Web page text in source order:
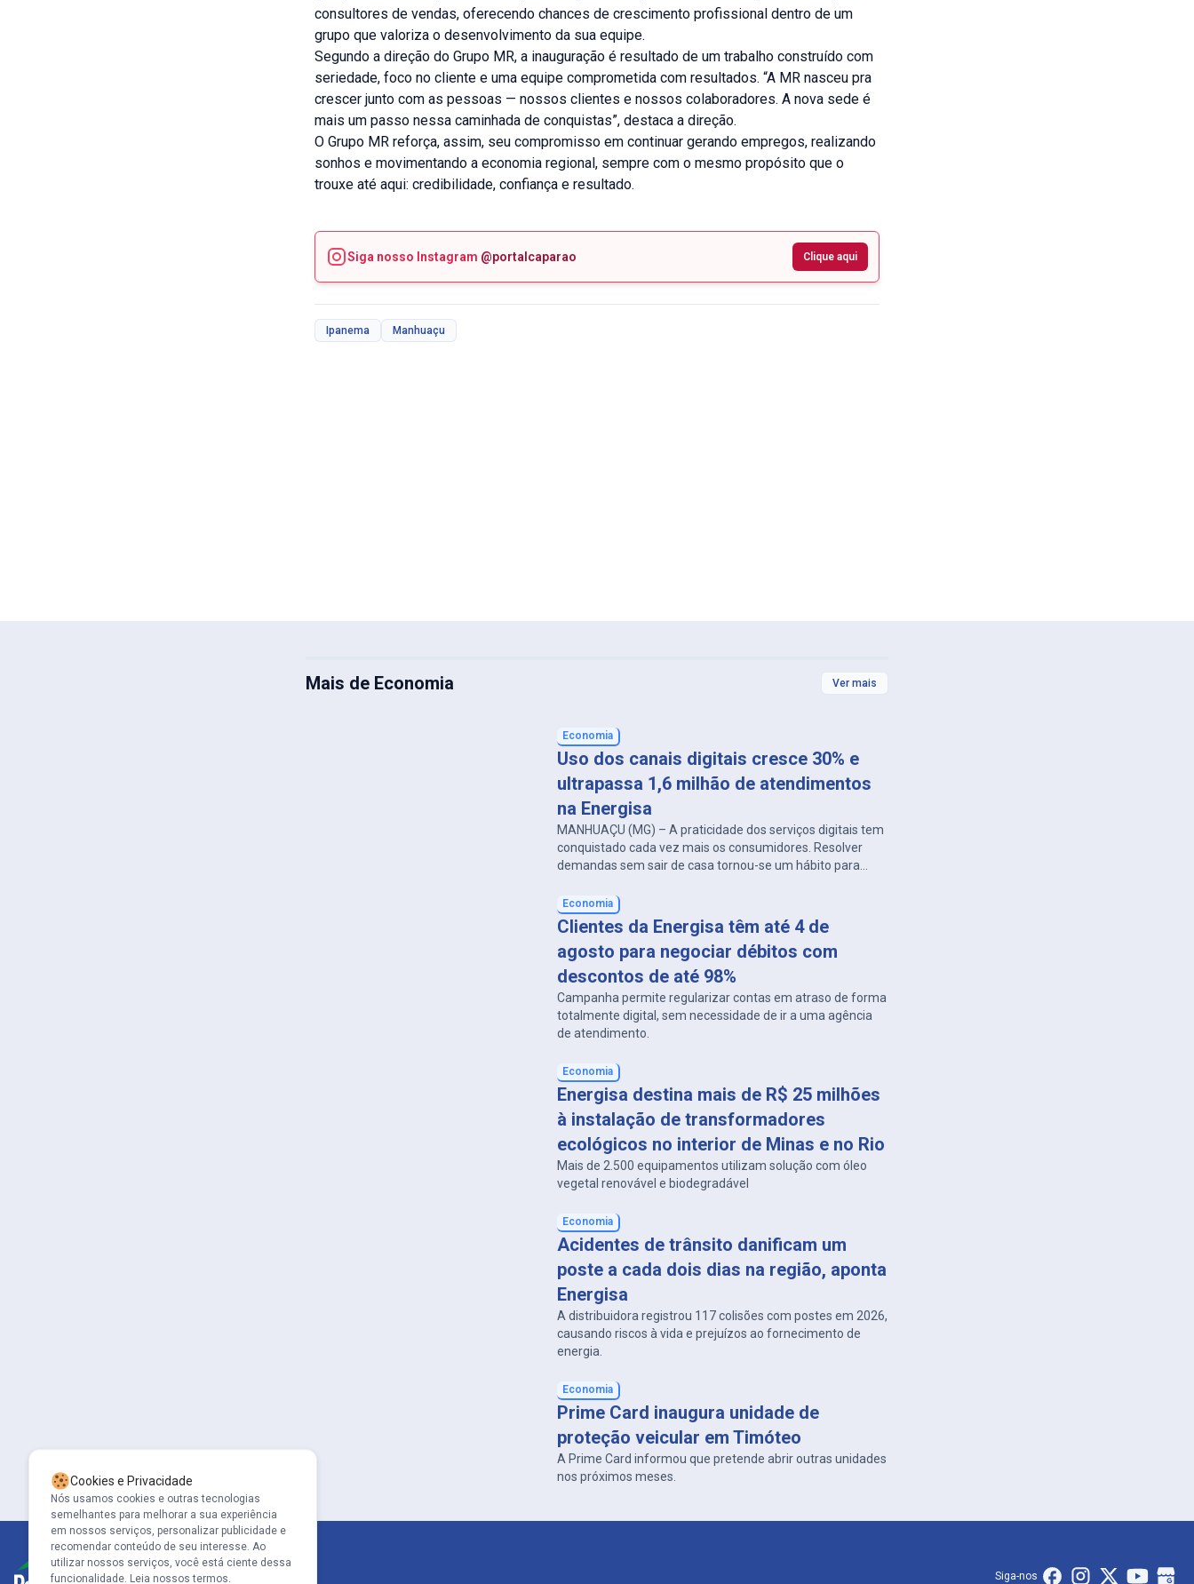
consultores de vendas, oferecendo chances de crescimento profissional dentro de um
grupo que valoriza o desenvolvimento da sua equipe.
Segundo a direção do Grupo MR, a inauguração é resultado de um trabalho construído com
seriedade, foco no cliente e uma equipe comprometida com resultados. “A MR nasceu pra
crescer junto com as pessoas — nossos clientes e nossos colaboradores. A nova sede é
mais um passo nessa caminhada de conquistas”, destaca a direção.
O Grupo MR reforça, assim, seu compromisso em continuar gerando empregos, realizando
sonhos e movimentando a economia regional, sempre com o mesmo propósito que o
trouxe até aqui: credibilidade, confiança e resultado.
Siga nosso Instagram @portalcaparao Clique aqui
Ipanema Manhuaçu
Mais de Economia Ver mais
Economia
Uso dos canais digitais cresce 30% e
ultrapassa 1,6 milhão de atendimentos
na Energisa
MANHUAÇU (MG) – A praticidade dos serviços digitais tem
conquistado cada vez mais os consumidores. Resolver
demandas sem sair de casa tornou-se um hábito para
percebida no relacionamento dos clientes com a Energisa
Minas Rio. Entre janeiro e junho de 2026, a distribuidora
realizou mais de 1,6 […]
Economia
Clientes da Energisa têm até 4 de
agosto para negociar débitos com
descontos de até 98%
Campanha permite regularizar contas em atraso de forma
totalmente digital, sem necessidade de ir a uma agência
de atendimento.
Economia
Energisa destina mais de R$ 25 milhões
à instalação de transformadores
ecológicos no interior de Minas e no Rio
Mais de 2.500 equipamentos utilizam solução com óleo
vegetal renovável e biodegradável
Economia
Acidentes de trânsito danificam um
poste a cada dois dias na região, aponta
Energisa
A distribuidora registrou 117 colisões com postes em 2026,
causando riscos à vida e prejuízos ao fornecimento de
energia.
Economia
Prime Card inaugura unidade de
proteção veicular em Timóteo
A Prime Card informou que pretende abrir outras unidades
nos próximos meses.
Siga-nos
Cookies e Privacidade
Nós usamos cookies e outras tecnologias
semelhantes para melhorar a sua experiência
em nossos serviços, personalizar publicidade e
recomendar conteúdo de seu interesse. Ao
utilizar nossos serviços, você está ciente dessa
funcionalidade. Leia nossos termos.